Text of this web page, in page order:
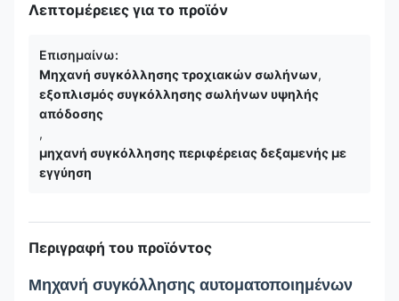
Λεπτομέρειες για το προϊόν
Επισημαίνω:
Μηχανή συγκόλλησης τροχιακών σωλήνων,
εξοπλισμός συγκόλλησης σωλήνων υψηλής
απόδοσης
,
μηχανή συγκόλλησης περιφέρειας δεξαμενής με
εγγύηση
Περιγραφή του προϊόντος
Μηχανή συγκόλλησης αυτοματοποιημένων